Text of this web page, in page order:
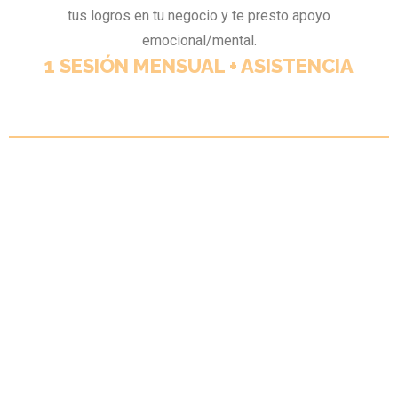
tus logros en tu negocio y te presto apoyo
emocional/mental.
1 SESIÓN MENSUAL + ASISTENCIA